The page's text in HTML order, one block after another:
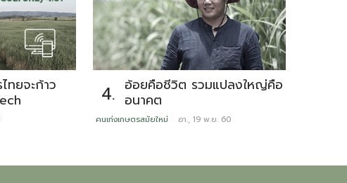
ทยจะก้าว
4. อ้อยคือชีวิต รวมแปลงใหญ่คือ
อนาคต
คนเก่งเกษตรสมัยใหม่ อา., 19 พ.ย. 60